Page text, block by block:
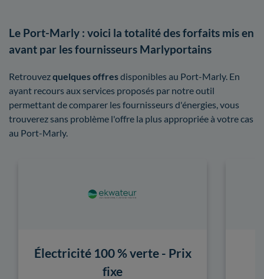
Le Port-Marly : voici la totalité des forfaits mis en
avant par les fournisseurs Marlyportains
Retrouvezquelques offresdisponibles au Port-Marly. En
ayant recours aux services proposés par notre outil
permettant de comparer les fournisseurs d'énergies, vous
trouverez sans problème l'offre la plus appropriée à votre cas
au Port-Marly.
Électricité 100 % verte - Prix
fixe